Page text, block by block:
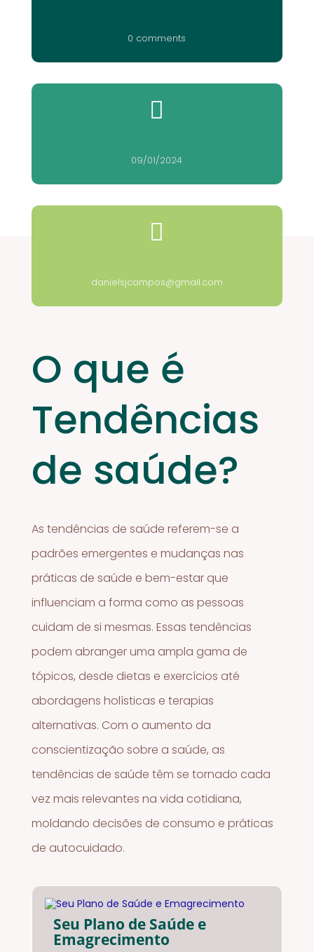
0 comments

09/01/2024

danielsjcampos@gmail.com
O que é
Tendências
de saúde?
As tendências de saúde referem-se a
padrões emergentes e mudanças nas
práticas de saúde e bem-estar que
influenciam a forma como as pessoas
cuidam de si mesmas. Essas tendências
podem abranger uma ampla gama de
tópicos, desde dietas e exercícios até
abordagens holísticas e terapias
alternativas. Com o aumento da
conscientização sobre a saúde, as
tendências de saúde têm se tornado cada
vez mais relevantes na vida cotidiana,
moldando decisões de consumo e práticas
de autocuidado.
Seu Plano de Saúde e
Emagrecimento